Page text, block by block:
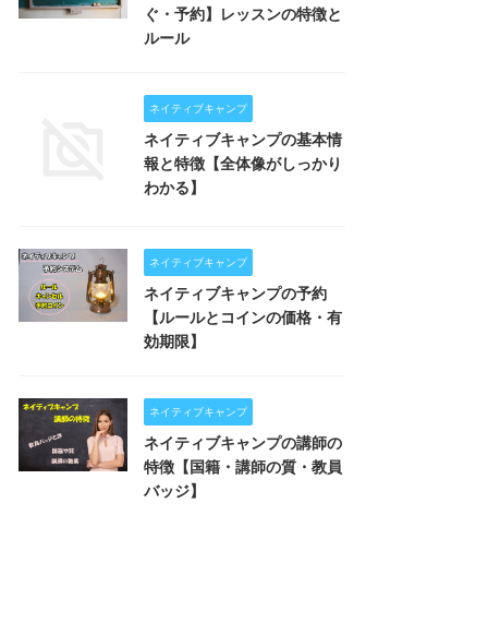
ぐ・予約】レッスンの特徴と
ルール
ネイティブキャンプ
ネイティブキャンプの基本情
報と特徴【全体像がしっかり
わかる】
ネイティブキャンプ
ネイティブキャンプの予約
【ルールとコインの価格・有
効期限】
ネイティブキャンプ
ネイティブキャンプの講師の
特徴【国籍・講師の質・教員
バッジ】